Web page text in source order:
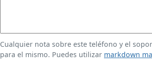
Cualquier nota sobre este teléfono y el
para el mismo. Puedes utilizar markdown